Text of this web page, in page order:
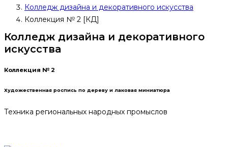
Колледж дизайна и декоративного искусства
Коллекция № 2 [КД]
Колледж дизайна и декоративного
искусства
Коллекция № 2
Художественная роспись по дереву и лаковая миниатюра
Техника региональных народных промыслов